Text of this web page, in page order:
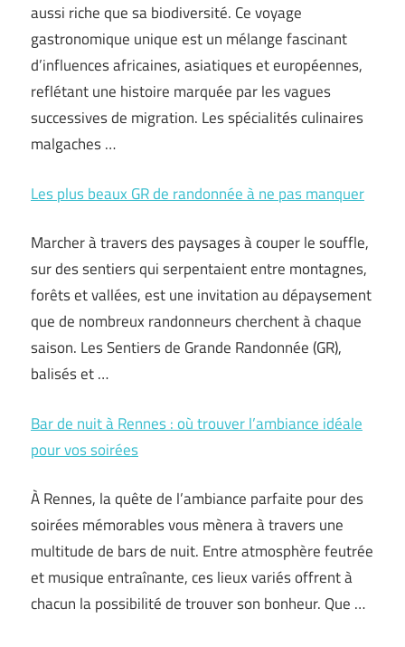
aussi riche que sa biodiversité. Ce voyage
gastronomique unique est un mélange fascinant
d’influences africaines, asiatiques et européennes,
reflétant une histoire marquée par les vagues
successives de migration. Les spécialités culinaires
malgaches …
Les plus beaux GR de randonnée à ne pas manquer
Marcher à travers des paysages à couper le souffle,
sur des sentiers qui serpentaient entre montagnes,
forêts et vallées, est une invitation au dépaysement
que de nombreux randonneurs cherchent à chaque
saison. Les Sentiers de Grande Randonnée (GR),
balisés et …
Bar de nuit à Rennes : où trouver l’ambiance idéale
pour vos soirées
À Rennes, la quête de l’ambiance parfaite pour des
soirées mémorables vous mènera à travers une
multitude de bars de nuit. Entre atmosphère feutrée
et musique entraînante, ces lieux variés offrent à
chacun la possibilité de trouver son bonheur. Que …